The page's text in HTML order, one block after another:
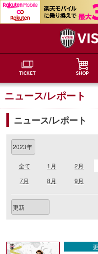
TICKET SHOP
ニュース/レポート
ニュース/レポート
全て 1月 2月
7月
8月 9月